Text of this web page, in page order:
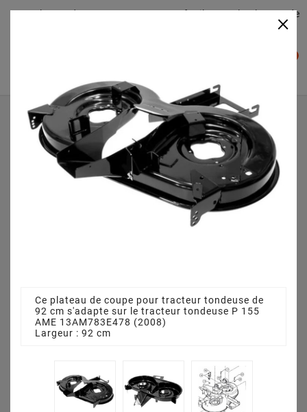
Plateaudecoupe.com : Trouver facilement le plateau de
Accueil
Plateau de coupe
Plateau de coupe 92 cm 68304418 pour P 155 AME
13AM783E478 (2008)
×
Ce plateau de coupe pour tracteur tondeuse de
92 cm s'adapte sur le tracteur tondeuse P 155
AME 13AM783E478 (2008)
Largeur : 92 cm